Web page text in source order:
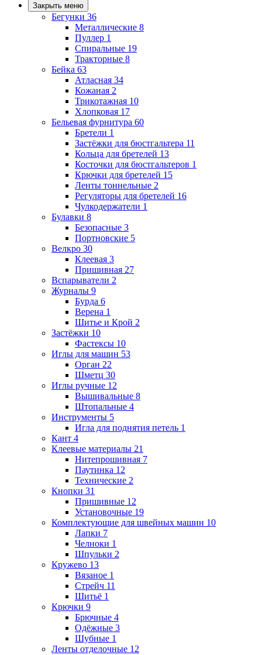
Закрыть меню
Бегунки 36
Металлические 8
Пуллер 1
Спиральные 19
Тракторные 8
Бейка 63
Атласная 34
Кожаная 2
Трикотажная 10
Хлопковая 17
Бельевая фурнитура 60
Бретели 1
Застёжки для бюстгальтера 11
Кольца для бретелей 13
Косточки для бюстгальтеров 1
Крючки для бретелей 15
Ленты тоннельные 2
Регуляторы для бретелей 16
Чулкодержатели 1
Булавки 8
Безопасные 3
Портновские 5
Велкро 30
Клеевая 3
Пришивная 27
Вспарыватели 2
Журналы 9
Бурда 6
Верена 1
Шитье и Крой 2
Застёжки 10
Фастексы 10
Иглы для машин 53
Орган 22
Шметц 30
Иглы ручные 12
Вышивальные 8
Штопальные 4
Инструменты 5
Игла для поднятия петель 1
Кант 4
Клеевые материалы 21
Нитепрошивная 7
Паутинка 12
Технические 2
Кнопки 31
Пришивные 12
Установочные 19
Комплектующие для швейных машин 10
Лапки 7
Челноки 1
Шпульки 2
Кружево 13
Вязаное 1
Стрейч 11
Шитьё 1
Крючки 9
Брючные 4
Одёжные 3
Шубные 1
Ленты отделочные 12